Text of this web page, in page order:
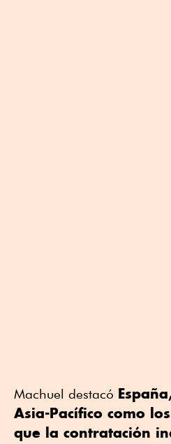
Machuel destacó
Asia-Pacífico como
que la contratación